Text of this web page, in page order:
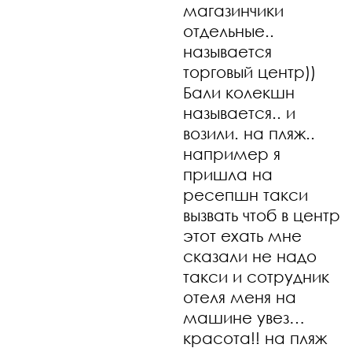
магазинчики
отдельные..
называется
торговый центр))
Бали колекшн
называется.. и
возили. на пляж..
например я
пришла на
ресепшн такси
вызвать чтоб в центр
этот ехать мне
сказали не надо
такси и сотрудник
отеля меня на
машине увез…
красота!! на пляж